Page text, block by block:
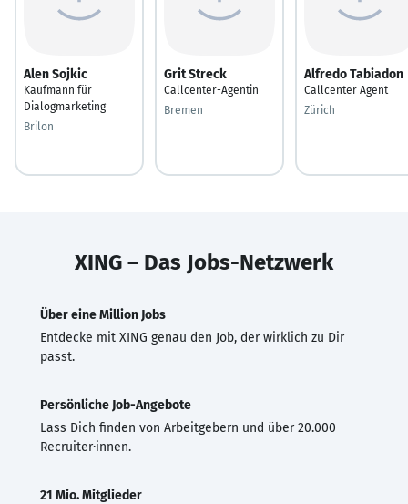
Alen Sojkic
Kaufmann für
Dialogmarketing
Brilon
Grit Streck
Callcenter-Agentin
Bremen
Alfredo Tabiadon
Callcenter Agent
Zürich
XING – Das Jobs-Netzwerk
Über eine Million Jobs
Entdecke mit XING genau den Job, der wirklich zu Dir
passt.
Persönliche Job-Angebote
Lass Dich finden von Arbeitgebern und über 20.000
Recruiter·innen.
21 Mio. Mitglieder